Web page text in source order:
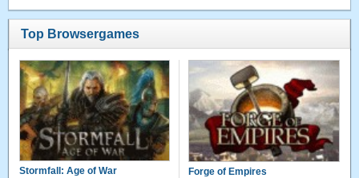
Top Browsergames
Stormfall: Age of War Forge of Empires